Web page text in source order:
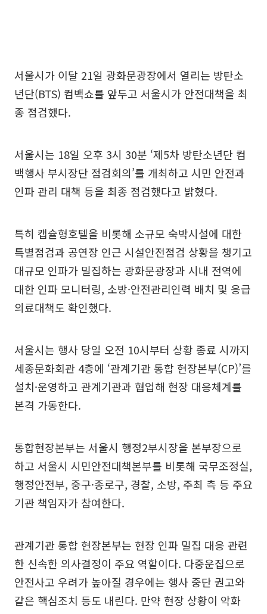
서울시가 이달 21일 광화문광장에서 열리는 방탄소
년단(BTS) 컴백쇼를 앞두고 서울시가 안전대책을 최
종 점검했다.
서울시는 18일 오후 3시 30분 ‘제5차 방탄소년단 컴
백행사 부시장단 점검회의’를 개최하고 시민 안전과
인파 관리 대책 등을 최종 점검했다고 밝혔다.
특히 캡슐형호텔을 비롯해 소규모 숙박시설에 대한
특별점검과 공연장 인근 시설안전점검 상황을 챙기고
대규모 인파가 밀집하는 광화문광장과 시내 전역에
대한 인파 모니터링, 소방·안전관리인력 배치 및 응급
의료대책도 확인했다.
서울시는 행사 당일 오전 10시부터 상황 종료 시까지
세종문화회관 4층에 ‘관계기관 통합 현장본부(CP)’를
설치·운영하고 관계기관과 협업해 현장 대응체계를
본격 가동한다.
통합현장본부는 서울시 행정2부시장을 본부장으로
하고 서울시 시민안전대책본부를 비롯해 국무조정실,
행정안전부, 중구·종로구, 경찰, 소방, 주최 측 등 주요
기관 책임자가 참여한다.
관계기관 통합 현장본부는 현장 인파 밀집 대응 관련
한 신속한 의사결정이 주요 역할이다. 다중운집으로
안전사고 우려가 높아질 경우에는 행사 중단 권고와
같은 핵심조치 등도 내린다. 만약 현장 상황이 악화